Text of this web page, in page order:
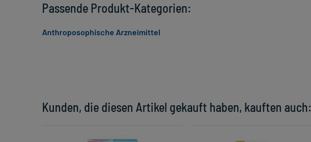
Kunden, die diesen Artikel gekauft haben, kauften auch:
Passende Produkt-Kategorien:
Anthroposophische Arzneimittel